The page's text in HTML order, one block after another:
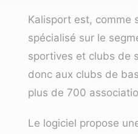
Kalisport est, comme
spécialisé sur le
sportives et clubs de
donc aux clubs de
plus de 700
Le logiciel propose